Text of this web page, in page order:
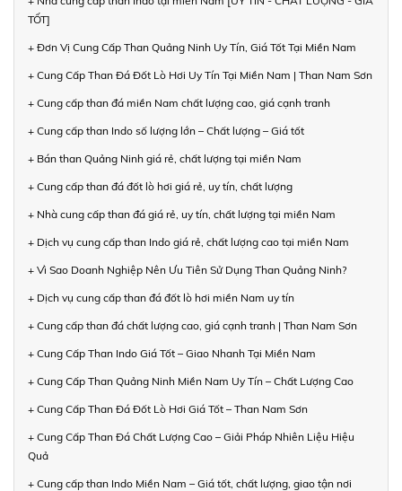
TỐT]
+ Đơn Vị Cung Cấp Than Quảng Ninh Uy Tín, Giá Tốt Tại Miền Nam
+ Cung Cấp Than Đá Đốt Lò Hơi Uy Tín Tại Miền Nam | Than Nam Sơn
+ Cung cấp than đá miền Nam chất lượng cao, giá cạnh tranh
+ Cung cấp than Indo số lượng lớn – Chất lượng – Giá tốt
+ Bán than Quảng Ninh giá rẻ, chất lượng tại miền Nam
+ Cung cấp than đá đốt lò hơi giá rẻ, uy tín, chất lượng
+ Nhà cung cấp than đá giá rẻ, uy tín, chất lượng tại miền Nam
+ Dịch vụ cung cấp than Indo giá rẻ, chất lượng cao tại miền Nam
+ Vì Sao Doanh Nghiệp Nên Ưu Tiên Sử Dụng Than Quảng Ninh?
+ Dịch vụ cung cấp than đá đốt lò hơi miền Nam uy tín
+ Cung cấp than đá chất lượng cao, giá cạnh tranh | Than Nam Sơn
+ Cung Cấp Than Indo Giá Tốt – Giao Nhanh Tại Miền Nam
+ Cung Cấp Than Quảng Ninh Miền Nam Uy Tín – Chất Lượng Cao
+ Cung Cấp Than Đá Đốt Lò Hơi Giá Tốt – Than Nam Sơn
+ Cung Cấp Than Đá Chất Lượng Cao – Giải Pháp Nhiên Liệu Hiệu
Quả
+ Cung cấp than Indo Miền Nam – Giá tốt, chất lượng, giao tận nơi